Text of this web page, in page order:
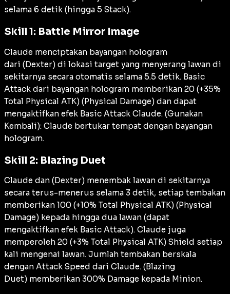
selama 6 detik (hingga 5 Stack).
Skill 1: Battle Mirror Image
Claude menciptakan bayangan hologram
dari (Dexter) di lokasi target yang menyerang lawan di
sekitarnya secara otomatis selama 5.5 detik. Basic
Attack dari bayangan hologram memberikan 20 (+35%
Total Physical ATK) (Physical Damage) dan dapat
mengaktifkan efek Basic Attack Claude. (Gunakan
Kembali): Claude bertukar tempat dengan bayangan
hologram.
Skill 2: Blazing Duet
Claude dan (Dexter) menembak lawan di sekitarnya
secara terus-menerus selama 3 detik, setiap tembakan
memberikan 100 (+10% Total Physical ATK) (Physical
Damage) kepada hingga dua lawan (dapat
mengaktifkan efek Basic Attack). Claude juga
memperoleh 20 (+3% Total Physical ATK) Shield setiap
kali mengenai lawan. Jumlah tembakan berskala
dengan Attack Speed dari Claude. (Blazing
Duet) memberikan 300% Damage kepada Minion.